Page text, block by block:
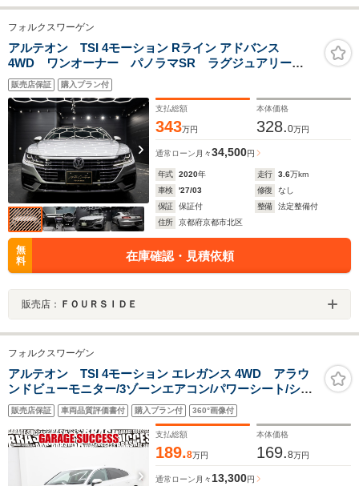
フォルクスワーゲン
アルテオン TSI 4モーション Rライン アドバンス
4WD ワンオーナー パノラマSR ラグジュアリー
PKG ヘッドアップディスプレイ DYNAUDIOプレミア
ムサウンド ブラックレザー サラウンドビュー フル
セグTV シートヒーター ACC 保証書取説スペアキー
販売店保証 購入プラン付
支払総額
343万円
本体価格
328.0万円
通常ローン 月々34,500円
年式 2020年 走行 3.6万km
車検
'27/03 修復
なし
保証
保証付 整備
法定整備付
住所
京都府京都市北区
無
料
在庫確認・見積依頼
販売店： ＦＯＵＲＳＩＤＥ
フォルクスワーゲン
アルテオン TSI 4モーション エレガンス 4WD アラウ
ンドビューモニター/3ゾーンエアコン/パワーシート/シー
トヒーター/純正20インチホイール/茶革シート/ハンドルヒ
ーター/シートメモリー/電動Pブレーキ/純正ナビ/フルセ
グ/パワーゲート/ETC
販売店保証 車両品質評価書付 購入プラン付 360°画像付
支払総額
189.8万円
本体価格
169.8万円
通常ローン 月々13,300円